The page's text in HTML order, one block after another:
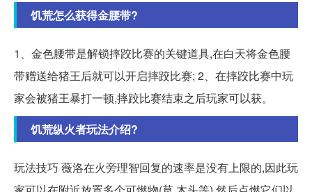
饥荒怎么获得金腰带?
1、金色腰带是解锁摔跤比赛的关键道具,在白天将金色腰
带赠送给猪王后就可以开启摔跤比赛; 2、在摔跤比赛中玩
家会被猪王暴打一顿,摔跤比赛结束之后玩家可以获。
饥荒纵火者玩法介绍?
玩法技巧 薇洛在火旁理智回复的速率是没有上限的,因此玩